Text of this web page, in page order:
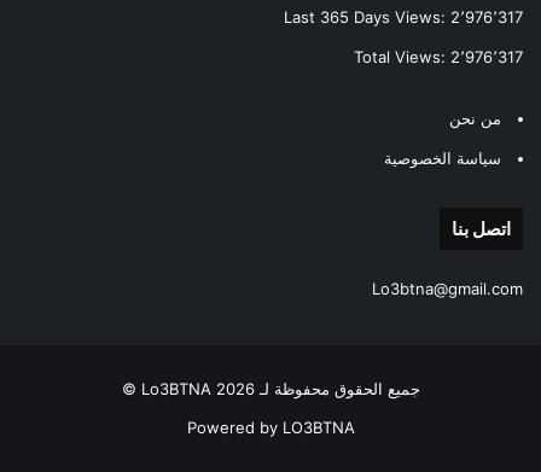
Last 365 Days Views: 2٬976٬317
Total Views: 2٬976٬317
من نحن
سياسة الخصوصية
اتصل بنا
Lo3btna@gmail.com
جميع الحقوق محفوظة لـ Lo3BTNA 2026 ©
Powered by LO3BTNA